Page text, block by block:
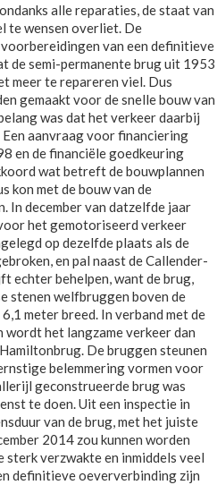
alle reparaties, de staat van
te wensen overliet. De
van een definitieve
de semi-permanente brug uit 1953
meer te repareren viel. Dus
gemaakt voor de snelle bouw van
was dat het verkeer daarbij
aanvraag voor financiering
en de financiële goedkeuring
wat betreft de bouwplannen
kon met de bouw van de
In december van datzelfde jaar
het gemotoriseerd verkeer
op dezelfde plaats als de
en pal naast de Callender-
echter behelpen, want de brug,
stenen welfbruggen boven de
meter breed. In verband met de
het langzame verkeer dan
De bruggen steunen
belemmering vormen voor
geconstrueerde brug was
te doen. Uit een inspectie in
van de brug, met het juiste
2014 zou kunnen worden
sterk verzwakte en inmiddels veel
definitieve oeververbinding zijn